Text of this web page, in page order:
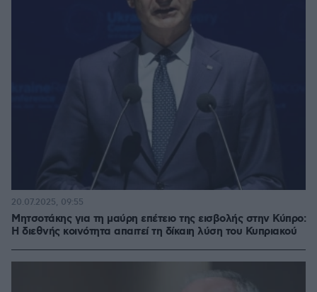
Μητσοτάκης για τη μαύρη επέτειο της εισβολής στην Κύπρο:
Η διεθνής κοινότητα απαιτεί τη δίκαιη λύση του Κυπριακού
20.07.2025, 09:55